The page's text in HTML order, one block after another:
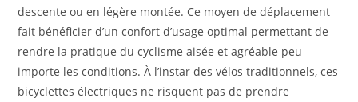
descente ou en légère montée. Ce moyen de déplacement
fait bénéficier d’un confort d’usage optimal permettant de
rendre la pratique du cyclisme aisée et agréable peu
importe les conditions. À l’instar des vélos traditionnels, ces
bicyclettes électriques ne risquent pas de prendre